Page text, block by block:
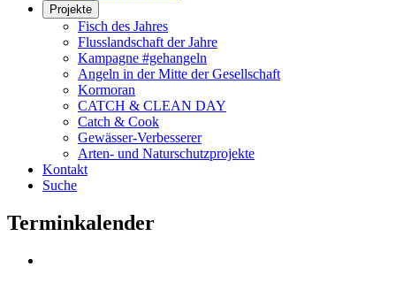
Projekte
Fisch des Jahres
Flusslandschaft der Jahre
Kampagne #gehangeln
Angeln in der Mitte der Gesellschaft
Kormoran
CATCH & CLEAN DAY
Catch & Cook
Gewässer-Verbesserer
Arten- und Naturschutzprojekte
Kontakt
Suche
Terminkalender